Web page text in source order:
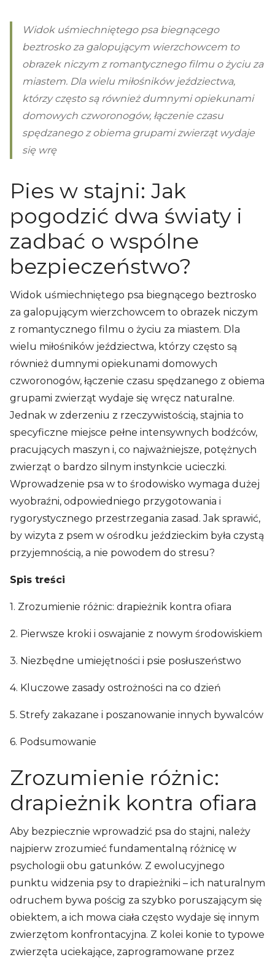
Widok uśmiechniętego psa biegnącego
beztrosko za galopującym wierzchowcem to
obrazek niczym z romantycznego filmu o życiu za
miastem. Dla wielu miłośników jeździectwa,
którzy często są również dumnymi opiekunami
domowych czworonogów, łączenie czasu
spędzanego z obiema grupami zwierząt wydaje
się wrę
Pies w stajni: Jak
pogodzić dwa światy i
zadbać o wspólne
bezpieczeństwo?
Widok uśmiechniętego psa biegnącego beztrosko
za galopującym wierzchowcem to obrazek niczym
z romantycznego filmu o życiu za miastem. Dla
wielu miłośników jeździectwa, którzy często są
również dumnymi opiekunami domowych
czworonogów, łączenie czasu spędzanego z obiema
grupami zwierząt wydaje się wręcz naturalne.
Jednak w zderzeniu z rzeczywistością, stajnia to
specyficzne miejsce pełne intensywnych bodźców,
pracujących maszyn i, co najważniejsze, potężnych
zwierząt o bardzo silnym instynkcie ucieczki.
Wprowadzenie psa w to środowisko wymaga dużej
wyobraźni, odpowiedniego przygotowania i
rygorystycznego przestrzegania zasad. Jak sprawić,
by wizyta z psem w ośrodku jeździeckim była czystą
przyjemnością, a nie powodem do stresu?
Spis treści
1. Zrozumienie różnic: drapieżnik kontra ofiara
2. Pierwsze kroki i oswajanie z nowym środowiskiem
3. Niezbędne umiejętności i psie posłuszeństwo
4. Kluczowe zasady ostrożności na co dzień
5. Strefy zakazane i poszanowanie innych bywalców
6. Podsumowanie
Zrozumienie różnic:
drapieżnik kontra ofiara
Aby bezpiecznie wprowadzić psa do stajni, należy
najpierw zrozumieć fundamentalną różnicę w
psychologii obu gatunków. Z ewolucyjnego
punktu widzenia psy to drapieżniki – ich naturalnym
odruchem bywa pościg za szybko poruszającym się
obiektem, a ich mowa ciała często wydaje się innym
zwierzętom konfrontacyjna. Z kolei konie to typowe
zwierzęta uciekające, zaprogramowane przez